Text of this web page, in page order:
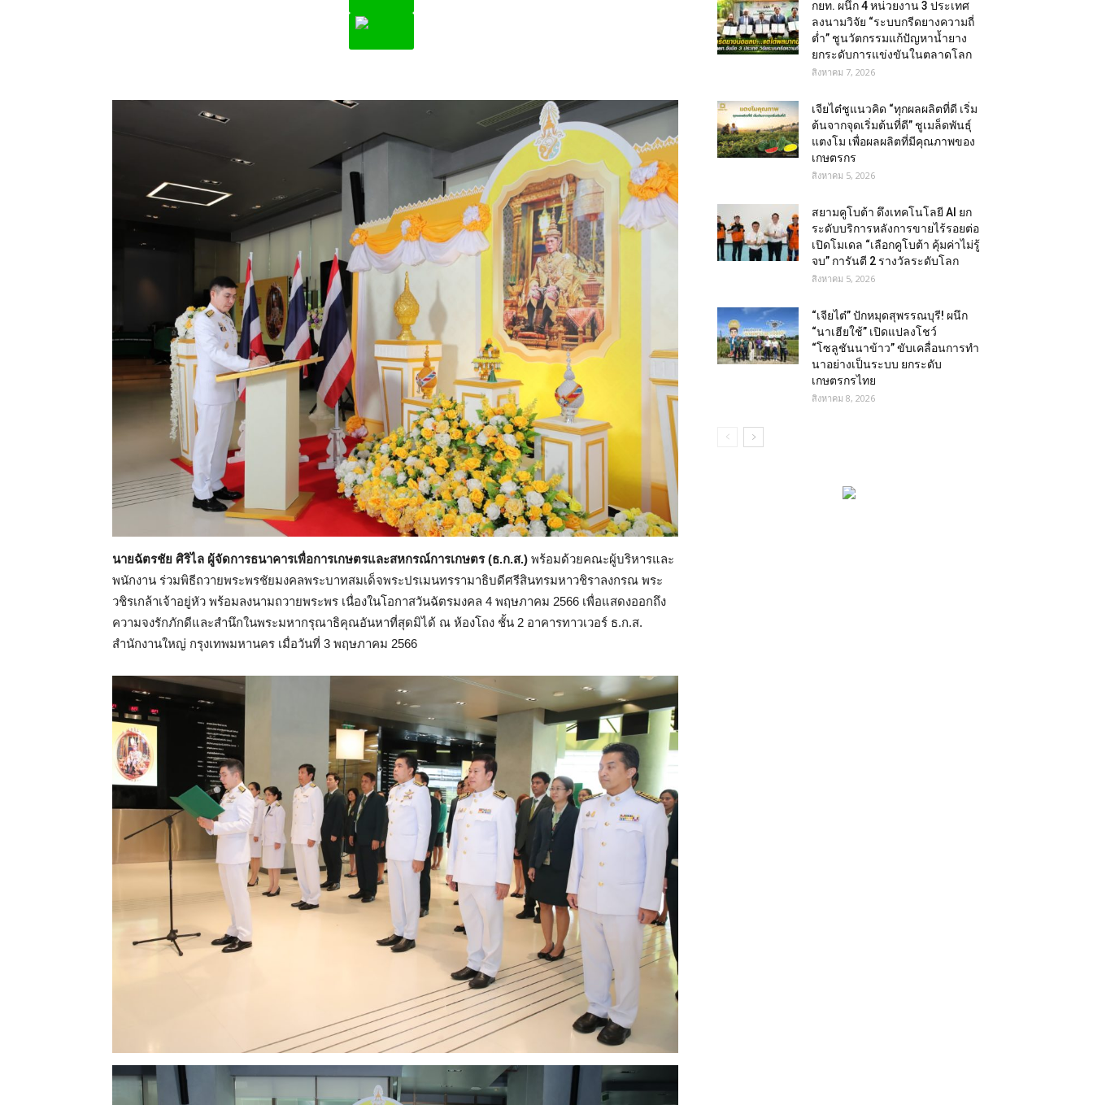
นายฉัตรชัย ศิริไล ผู้จัดการธนาคารเพื่อการเกษตรและสหกรณ์การเกษตร (ธ.ก.ส.) พร้อมด้วยคณะผู้บริหารและ
พนักงาน ร่วมพิธีถวายพระพรชัยมงคลพระบาทสมเด็จพระปรเมนทรรามาธิบดีศรีสินทรมหาวชิราลงกรณ พระ
วชิรเกล้าเจ้าอยู่หัว พร้อมลงนามถวายพระพร เนื่องในโอกาสวันฉัตรมงคล 4 พฤษภาคม 2566 เพื่อแสดงออกถึง
ความจงรักภักดีและสำนึกในพระมหากรุณาธิคุณอันหาที่สุดมิได้ ณ ห้องโถง ชั้น 2 อาคารทาวเวอร์ ธ.ก.ส.
สำนักงานใหญ่ กรุงเทพมหานคร เมื่อวันที่ 3 พฤษภาคม 2566
กยท. ผนึก 4 หน่วยงาน 3 ประเทศ
ลงนามวิจัย “ระบบกรีดยางความถี่
ต่ำ” ชูนวัตกรรมแก้ปัญหาน้ำยาง
ยกระดับการแข่งขันในตลาดโลก
สิงหาคม 7, 2026
เจียไต๋ชูแนวคิด “ทุกผลผลิตที่ดี เริ่ม
ต้นจากจุดเริ่มต้นที่ดี” ชูเมล็ดพันธุ์
แตงโม เพื่อผลผลิตที่มีคุณภาพของ
เกษตรกร
สิงหาคม 5, 2026
สยามคูโบต้า ดึงเทคโนโลยี AI ยก
ระดับบริการหลังการขายไร้รอยต่อ
เปิดโมเดล “เลือกคูโบต้า คุ้มค่าไม่รู้
จบ” การันตี 2 รางวัลระดับโลก
สิงหาคม 5, 2026
“เจียไต๋” ปักหมุดสุพรรณบุรี! ผนึก
“นาเฮียใช้” เปิดแปลงโชว์
“โซลูชันนาข้าว” ขับเคลื่อนการทำ
นาอย่างเป็นระบบ ยกระดับ
เกษตรกรไทย
สิงหาคม 8, 2026